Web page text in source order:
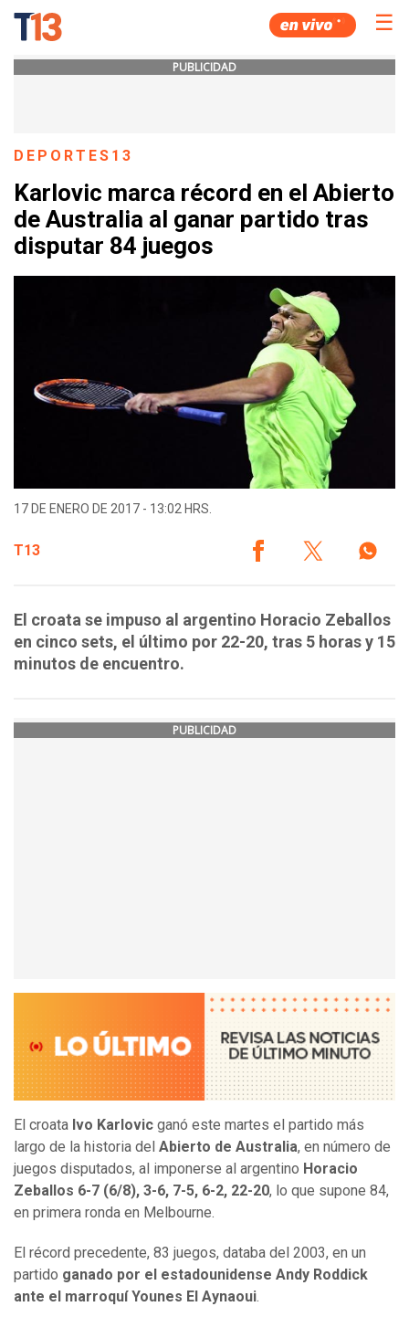
☰
PUBLICIDAD
DEPORTES13
Karlovic marca récord en el Abierto
de Australia al ganar partido tras
disputar 84 juegos
17 DE ENERO DE 2017 - 13:02 HRS.
T13
El croata se impuso al argentino Horacio Zeballos
en cinco sets, el último por 22-20, tras 5 horas y 15
minutos de encuentro.
PUBLICIDAD
El croata Ivo Karlovic ganó este martes el partido más
largo de la historia del Abierto de Australia, en número de
juegos disputados, al imponerse al argentino Horacio
Zeballos 6-7 (6/8), 3-6, 7-5, 6-2, 22-20, lo que supone 84,
en primera ronda en Melbourne.
El récord precedente, 83 juegos, databa del 2003, en un
partido ganado por el estadounidense Andy Roddick
ante el marroquí Younes El Aynaoui.